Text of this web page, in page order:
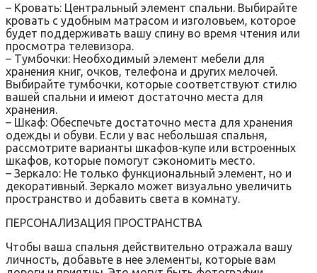
– Кровать: Центральный элемент спальни. Выбирайте
кровать с удобным матрасом и изголовьем, которое
будет поддерживать вашу спину во время чтения или
просмотра телевизора.
– Тумбочки: Необходимый элемент мебели для
хранения книг, очков, телефона и других мелочей.
Выбирайте тумбочки, которые соответствуют стилю
вашей спальни и имеют достаточно места для
хранения.
– Шкаф: Обеспечьте достаточно места для хранения
одежды и обуви. Если у вас небольшая спальня,
рассмотрите варианты шкафов-купе или встроенных
шкафов, которые помогут сэкономить место.
– Зеркало: Не только функциональный элемент, но и
декоративный. Зеркало может визуально увеличить
пространство и добавить света в комнату.
ПЕРСОНАЛИЗАЦИЯ ПРОСТРАНСТВА
Чтобы ваша спальня действительно отражала вашу
личность, добавьте в нее элементы, которые вам